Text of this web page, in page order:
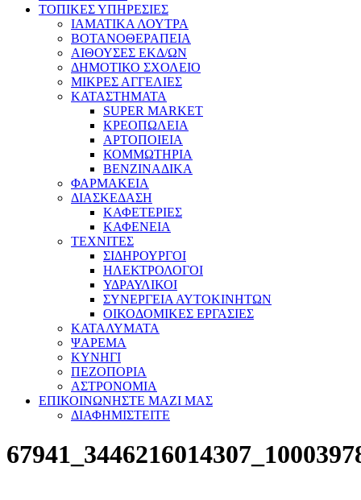
ΤΟΠΙΚΕΣ ΥΠΗΡΕΣΙΕΣ
ΙΑΜΑΤΙΚΑ ΛΟΥΤΡΑ
ΒΟΤΑΝΟΘΕΡΑΠΕΙΑ
ΑΙΘΟΥΣΕΣ ΕΚΔ/ΩΝ
ΔΗΜΟΤΙΚΟ ΣΧΟΛΕΙΟ
ΜΙΚΡΕΣ ΑΓΓΕΛΙΕΣ
ΚΑΤΑΣΤΗΜΑΤΑ
SUPER MARKET
ΚΡΕΟΠΩΛΕΙΑ
ΑΡΤΟΠΟΙΕΙΑ
ΚΟΜΜΩΤΗΡΙΑ
ΒΕΝΖΙΝΑΔΙΚΑ
ΦΑΡΜΑΚΕΙΑ
ΔΙΑΣΚΕΔΑΣΗ
ΚΑΦΕΤΕΡΙΕΣ
ΚΑΦΕΝΕΙΑ
ΤΕΧΝΙΤΕΣ
ΣΙΔΗΡΟΥΡΓΟΙ
ΗΛΕΚΤΡΟΛΟΓΟΙ
ΥΔΡΑΥΛΙΚΟΙ
ΣΥΝΕΡΓΕΙΑ ΑΥΤΟΚΙΝΗΤΩΝ
ΟΙΚΟΔΟΜΙΚΕΣ ΕΡΓΑΣΙΕΣ
ΚΑΤΑΛΥΜΑΤΑ
ΨΑΡΕΜΑ
ΚΥΝΗΓΙ
ΠΕΖΟΠΟΡΙΑ
ΑΣΤΡΟΝΟΜΙΑ
ΕΠΙΚΟΙΝΩΝΗΣΤΕ ΜΑΖΙ ΜΑΣ
ΔΙΑΦΗΜΙΣΤΕΙΤΕ